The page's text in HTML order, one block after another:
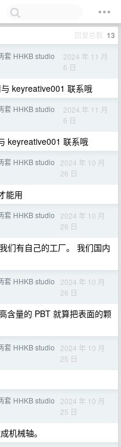
回复总数 13
套 HHKB studio
2024 年 11 月
6 日
keyreative001 联系哦
套 HHKB studio
2024 年 11 月
6 日
keyreative001 联系哦
套 HHKB studio
2024 年 10 月
26 日
能用
套 HHKB studio
2024 年 10 月
26 日
们有自己的工厂。 我们国内
套 HHKB studio
2024 年 10 月
26 日
含量的 PBT 就算把表面的颗
套 HHKB studio
2024 年 10 月
25 日
套 HHKB studio
2024 年 10 月
25 日
机械轴。